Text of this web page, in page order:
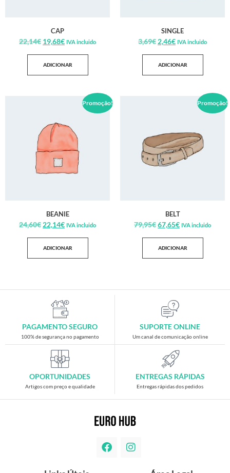
CAP
22,14€ 19,68€ IVA incluido
ADICIONAR
SINGLE
3,69€ 2,46€ IVA incluido
ADICIONAR
Promoção!
BEANIE
24,60€ 22,14€ IVA incluido
ADICIONAR
Promoção!
BELT
79,95€67,65€ IVA incluido
ADICIONAR
PAGAMENTO SEGURO
100% de segurança no pagamento
SUPORTE ONLINE
Um canal de comunicação online
OPORTUNIDADES
Artigos com preço e qualidade
ENTREGAS RÁPIDAS
Entregas rápidas dos pedidos